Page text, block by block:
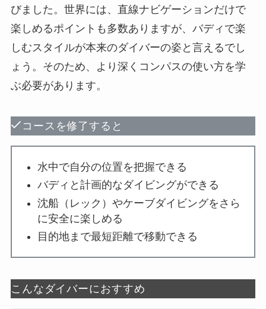
びました。世界には、直線ナビゲーションだけで
楽しめるポイントも多数ありますが、バディで楽
しむスタイルが本来のダイバーの姿と言えるでし
ょう。そのため、より深くコンパスの使い方を学
ぶ必要があります。
コースを修了すると
水中で自分の位置を把握できる
バディと計画的なダイビングができる
沈船（レック）やケーブダイビングをさら
に安全に楽しめる
目的地まで最短距離で移動できる
こんなダイバーにおすすめ